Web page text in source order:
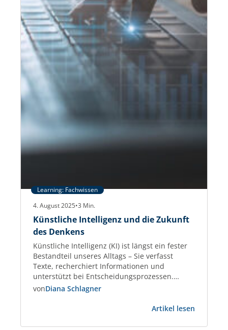
Learning: Fachwissen
4. August 2025•3 Min.
Künstliche Intelligenz und die Zukunft
des Denkens
Künstliche Intelligenz (KI) ist längst ein fester
Bestandteil unseres Alltags – Sie verfasst
Texte, recherchiert Informationen und
unterstützt bei Entscheidungsprozessen.
Immer mehr Menschen nutzen KI-Tools, um
zu lösen. Gleichzeitig fordert der Einsatz von KI
neu heraus. Wer entscheidet in Zukunft, was
vonDiana Schlagner
Artikel lesen